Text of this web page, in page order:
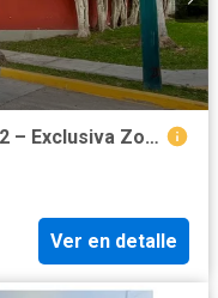
Casa En Esquina En Venta 603 M2 – Exclusiva Zona Residencial De San Isidro
Ver en detalle